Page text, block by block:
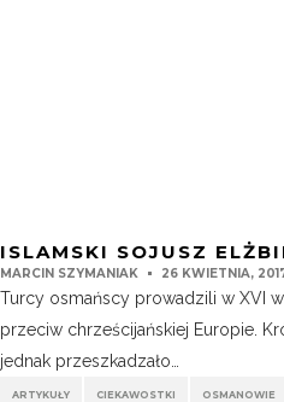
ISLAMSKI SOJUSZ
MARCIN SZYMANIAK 26 KWIETNIA,
Turcy osmańscy prowadzili w XVI
przeciw chrześcijańskiej Europie.
jednak przeszkadzało…
ARTYKUŁY CIEKAWOSTKI OSMANOWIE